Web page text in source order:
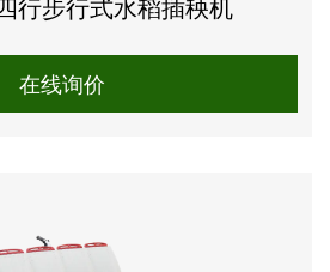
行步行式水稻插秧机
在线询价